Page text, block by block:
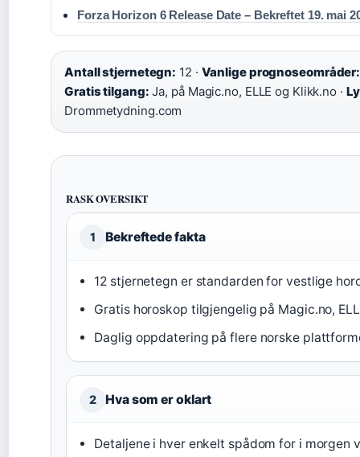
Forza Horizon 6 Release Date – Bekreftet 19. mai
Antall stjernetegn: 12 · Vanlige prognoseområder:
Gratis tilgang: Ja, på Magic.no, ELLE og Klikk.no ·
Drommetydning.com
RASK OVERSIKT
1 Bekreftede fakta
12 stjernetegn er standarden for vestlige
Gratis horoskop tilgjengelig på Magic.no,
Daglig oppdatering på flere norske
2 Hva som er oklart
Detaljene i hver enkelt spådom for i morgen